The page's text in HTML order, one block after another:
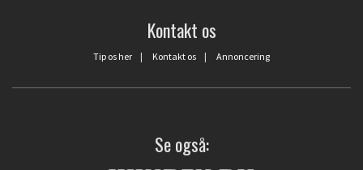
Kontakt os
Tip os her | Kontakt os | Annoncering
Se også: